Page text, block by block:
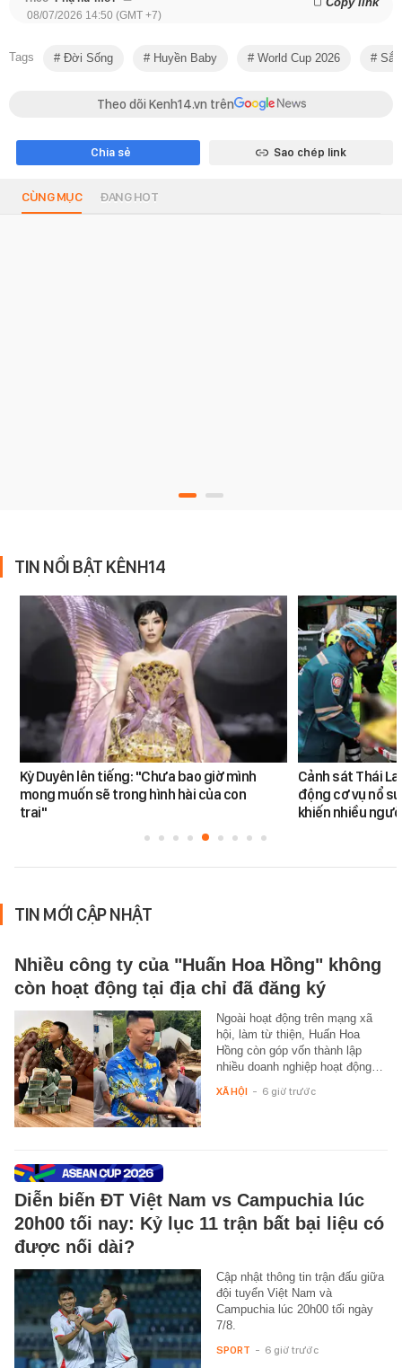
08/07/2026 14:50 (GMT +7)
Tags Đời Sống Huyền Baby World Cup 2026 Sắc
Theo dõi Kenh14.vn trên
Chia sẻ Sao chép link
CÙNG MỤC ĐANG HOT
TIN NỔI BẬT KÊNH14
Kỳ Duyên lên tiếng: "Chưa bao giờ mình
mong muốn sẽ trong hình hài của con
trai"
Cảnh sát Thái
động cơ vụ nổ
khiến nhiều
TIN MỚI CẬP NHẬT
Nhiều công ty của "Huấn Hoa Hồng" không
còn hoạt động tại địa chỉ đã đăng ký
Ngoài hoạt động trên mạng xã
hội, làm từ thiện, Huấn Hoa
Hồng còn góp vốn thành lập
nhiều doanh nghiệp hoạt động…
XÃ HỘI - 6 giờ trước
Diễn biến ĐT Việt Nam vs Campuchia lúc
20h00 tối nay: Kỷ lục 11 trận bất bại liệu có
được nối dài?
Cập nhật thông tin trận đấu giữa
đội tuyển Việt Nam và
Campuchia lúc 20h00 tối ngày
7/8.
SPORT - 6 giờ trước